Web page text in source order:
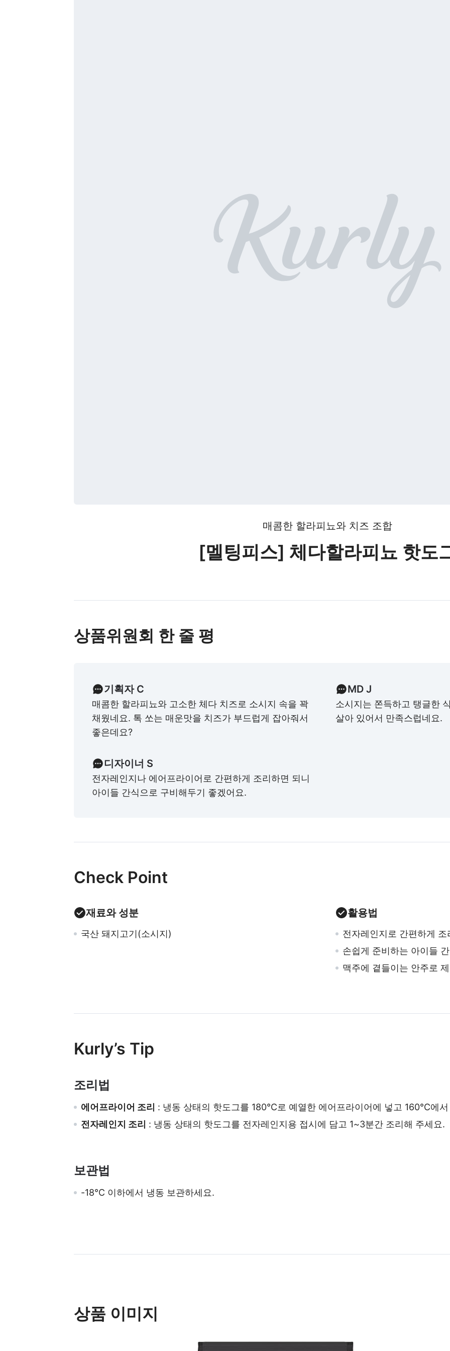
매콤한 할라피뇨와 치즈 조합
[멜팅피스] 체다할라피뇨 핫도
상품위원회 한 줄 평
기획자 C
매콤한 할라피뇨와 고소한 체다 치즈로 소시지 속을 꽉
채웠네요. 톡 쏘는 매운맛을 치즈가 부드럽게 잡아줘서
좋은데요?
MD J
소시지는 쫀득하고 탱글한
살아 있어서 만족스럽네요.
디자이너 S
전자레인지나 에어프라이어로 간편하게 조리하면 되니
아이들 간식으로 구비해두기 좋겠어요.
Check Point
재료와 성분
국산 돼지고기(소시지)
활용법
전자레인지로 간편하게 조
손쉽게 준비하는 아이들
맥주에 곁들이는 안주로
Kurly’s Tip
조리법
에어프라이어 조리 : 냉동 상태의 핫도그를 180℃로 예열한 에어프라이어에 넣고 160℃에서
전자레인지 조리 : 냉동 상태의 핫도그를 전자레인지용 접시에 담고 1~3분간 조리해 주세요.
보관법
-18℃ 이하에서 냉동 보관하세요.
상품 이미지